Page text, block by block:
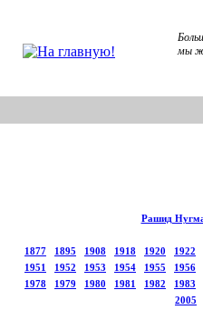
мы
Рашид
1877 1895 1908 1918 1920 1922
1951
1952 1953 1954 1955 1956
1978
1979 1980 1981 1982 1983
2005